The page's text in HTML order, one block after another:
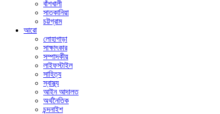
বাঁশখালী
সাতকানিয়া
চট্টগ্রাম
আরো
লোহাগাড়া
সাক্ষাৎকার
সম্পাদকীয়
লাইফস্টাইল
সাহিত্য
স্বাস্থ্য
আইন আদালত
অর্থনৈতিক
চন্দনাইশ